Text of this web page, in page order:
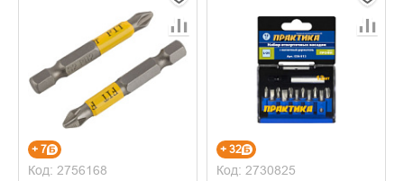
+ 7
Код: 2756168
+ 32
Код: 2730825